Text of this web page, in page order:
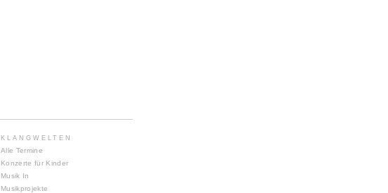
KLANGWELTEN
Alle Termine
Konzerte für Kinder
Musik In
Musikprojekte